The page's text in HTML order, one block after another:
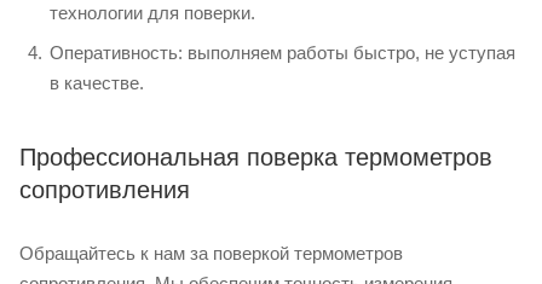
технологии для поверки.
Оперативность: выполняем работы быстро, не уступая
в качестве.
Профессиональная поверка термометров
сопротивления
Обращайтесь к нам за поверкой термометров